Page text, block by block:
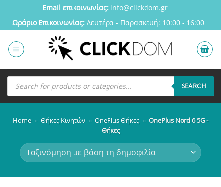
περιεχόμενο
Email επικοινωνίας: info@clickdom.gr
Ωράριο Eπικοινωνίας: Δευτέρα - Παρασκευή: 10:00 - 16:00
Αναζήτηση
προϊόντων SEARCH
Home » Θήκες Κινητών » OnePlus Θήκες » OnePlus Nord 6 5G -
Θήκες